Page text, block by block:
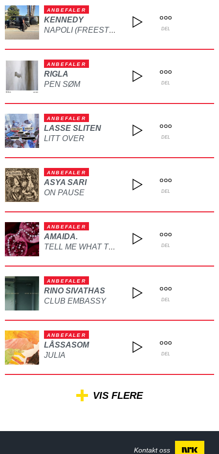
ANBEFALER
KENNEDY
NAPOLI (FREESTYLE) DEL
ANBEFALER
RIGLA
PEN SØM
DEL
ANBEFALER
LASSE SLITEN
LITT OVER
DEL
ANBEFALER
ASYA SARI
ON PAUSE
DEL
ANBEFALER
AMAIDA.
TELL ME WHAT TO DO DEL
ANBEFALER
RINO SIVATHAS
CLUB EMBASSY
DEL
ANBEFALER
LÅSSASOM
JULIA
DEL
VIS FLERE
Kontakt oss